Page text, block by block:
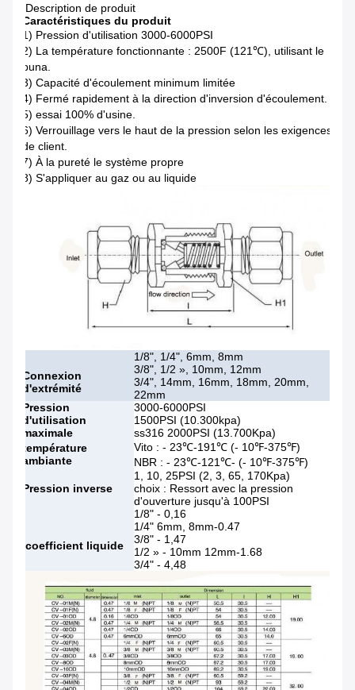
Description de produit
Caractéristiques du produit
1) Pression d'utilisation 3000-6000PSI
2) La température fonctionnante : 2500F (121℃), utilisant le
buna.
3) Capacité d'écoulement minimum limitée
4) Fermé rapidement à la direction d'inversion d'écoulement.
5) essai 100% d'usine.
6) Verrouillage vers le haut de la pression selon les exigences
de client.
7) À la pureté le système propre
8) S'appliquer au gaz ou au liquide
Connexion
d'extrémité
1/8", 1/4", 6mm, 8mm
3/8", 1/2 », 10mm, 12mm
3/4", 14mm, 16mm, 18mm, 20mm,
22mm
Pression
d'utilisation
maximale
3000-6000PSI
1500PSI (10.300kpa)
ss316 2000PSI (13.700Kpa)
température
ambiante
Vito : - 23℃-191℃ (- 10℉-375℉)
NBR : - 23℃-121℃- (- 10℉-375℉)
Pression inverse
1, 10, 25PSI (2, 3, 65, 170Kpa)
choix : Ressort avec la pression
d'ouverture jusqu'à 100PSI
coefficient liquide
1/8" - 0,16
1/4" 6mm, 8mm-0.47
3/8" - 1,47
1/2 » - 10mm 12mm-1.68
3/4" - 4,48